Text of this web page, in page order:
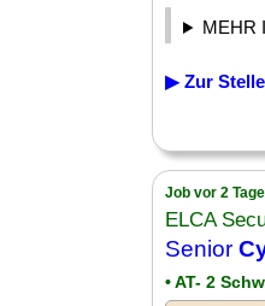
MEHR
▶ Zur
Job vor 2
ELCA
Senior
• AT- 2